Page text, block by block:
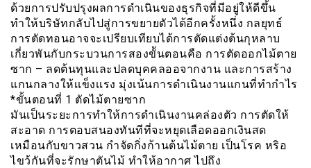
ด้วยการปรับปรุงผลการดำเนินของธุรกิจที่มีอยู่ให้ดีขึ้น
ทำให้บริษัทกลับไปสู่การขยายตัวได้อีกครั้งหนึ่ง กลยุทธ์
การตัดทอนอาจจะเปรียบเทียบได้การตัดแต่งต้นกุหลาบ
เกี่ยวพันกับกระบวนการสองขัันตอนคือ การตัดออกไม้ตาย
ซาก – ลดต้นทุนและปลดบุคคลออจากงาน และการสร้าง
แกนกลางให้เเข็งเเรง มุ่งเน้นการดำเนินงานแกนที่ทำกำไร
*ขั้นตอนที่ 1 ตัดไม้ตายซาก
มันเป็นระยะการทำให้การดำเนินงานคล่องตัว การตัดให้
สะอาด การตอบสนองทันทีที่จะหยุดเลือดออกเงินสด
เหมือนกับขาวสวน กำจัดกิ่งก้านต้นไม้ตาย เป็นโรค หริอ
ไขว้กันที่จะรักษาตันไม้ ทำให้อากาศ ไปถึง